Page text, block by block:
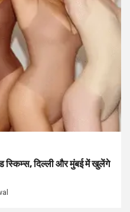
स्किम्स, दिल्ली और मुंबई में खुलेंगे